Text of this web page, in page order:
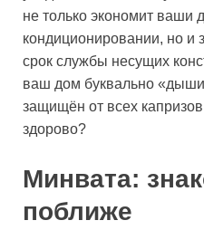
не только экономит ваши
кондиционировании, но и
срок службы несущих
ваш дом буквально
защищён от всех
здорово?
Минвата:
поближе